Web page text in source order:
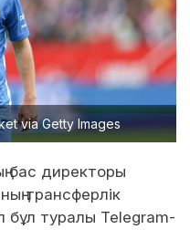
via Getty Images
бас директоры
трансферлік
туралы Telegram-